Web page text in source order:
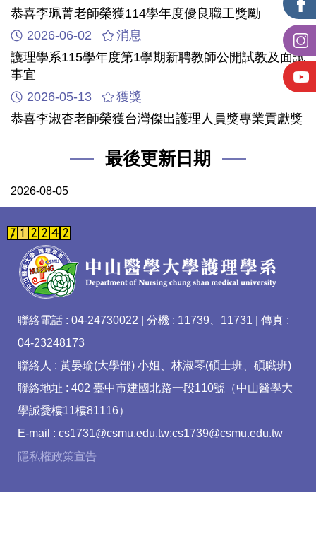
恭喜李珮菁老師榮獲114學年度優良職工獎勵
護理學系115學年度第1學期新聘教師公開試教及面試
事宜
2026-06-02 消息
恭喜李淑杏老師榮獲台灣傑出護理人員獎專業貢獻獎
2026-05-13 獲獎
最後更新日期
2026-08-05
聯絡電話 : 04-24730022 | 分機 : 11739、11731 | 傳真 :
04-23248173
聯絡人 : 黃晏瑜(大學部) 小姐、林淑琴(碩士班、碩職班)
聯絡地址 : 402 臺中市建國北路一段110號（中山醫學大
學誠愛樓11樓81116）
E-mail : cs1731@csmu.edu.tw;cs1739@csmu.edu.tw
隱私權政策宣告